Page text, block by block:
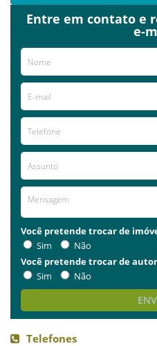
Entre em contato e
e-
Você pretende trocar de
Sim
Não
Você pretende trocar de
Sim
Não
Telefones